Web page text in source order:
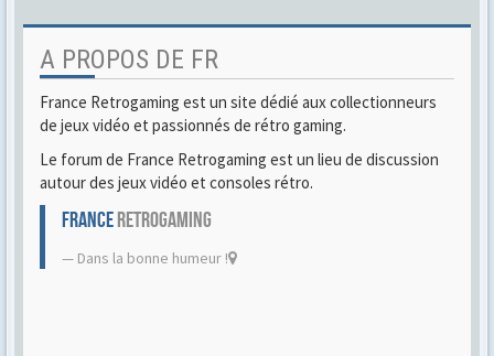
A PROPOS DE FR
France Retrogaming est un site dédié aux collectionneurs
de jeux vidéo et passionnés de rétro gaming.
Le forum de France Retrogaming est un lieu de discussion
autour des jeux vidéo et consoles rétro.
FRANCERETROGAMING
Dans la bonne humeur !